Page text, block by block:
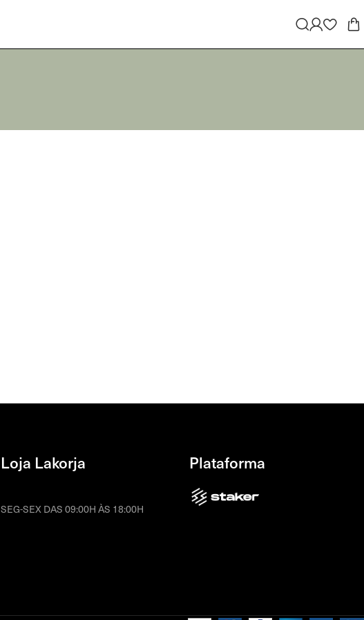
Loja Lakorja
SEG-SEX DAS 09:00H ÀS 18:00H
Plataforma